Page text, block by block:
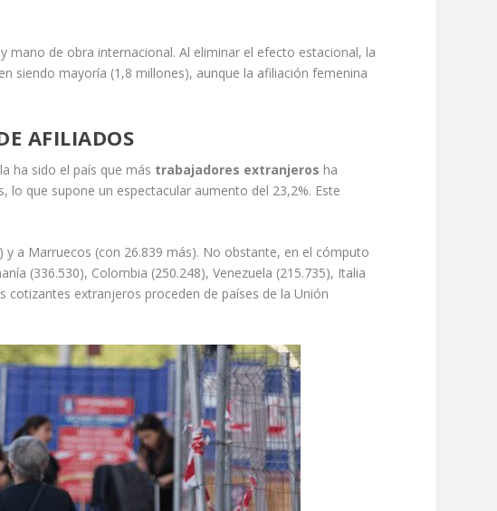
de obra internacional. Al eliminar el efecto estacional, la
siendo mayoría (1,8 millones), aunque la afiliación femenina
AFILIADOS
ha sido el país que más trabajadores extranjeros ha
que supone un espectacular aumento del 23,2%. Este
a Marruecos (con 26.839 más). No obstante, en el cómputo
(336.530), Colombia (250.248), Venezuela (215.735), Italia
cotizantes extranjeros proceden de países de la Unión